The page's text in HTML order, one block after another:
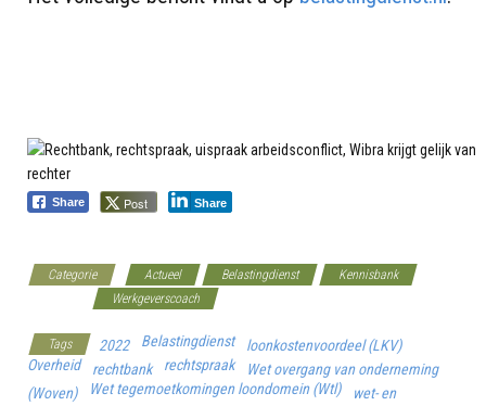
Share Post Share
Categorie Actueel Belastingdienst
Kennisbank
Werkgeverscoach
Tags 2022 Belastingdienst
loonkostenvoordeel (LKV)
Overheid
rechtbank rechtspraak
Wet overgang van onderneming
(Woven)
Wet tegemoetkomingen loondomein (Wtl)
wet- en